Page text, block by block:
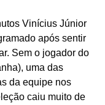
Vinícius Júnior
após sentir
Sem o jogador do
uma das
da equipe nos
caiu muito de